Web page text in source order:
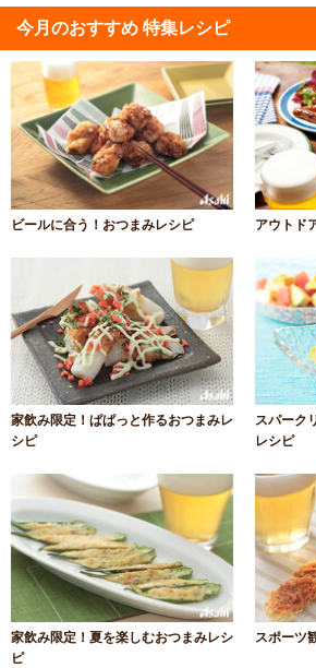
今月のおすすめ 特集レシピ
ビールに合う！おつまみレシピ アウトド
家飲み限定！ぱぱっと作るおつまみレ
シピ
スパーク
レシピ
家飲み限定！夏を楽しむおつまみレシ
ピ
スポーツ